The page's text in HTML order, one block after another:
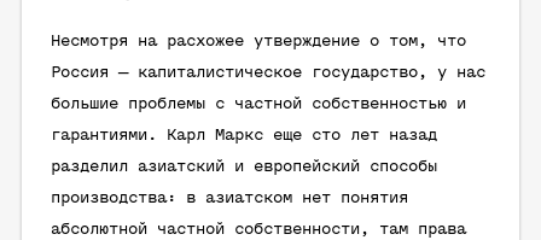
Несмотря на расхожее утверждение о том, что
Россия — капиталистическое государство, у нас
большие проблемы с частной собственностью и
гарантиями. Карл Маркс еще сто лет назад
разделил азиатский и европейский способы
производства: в азиатском нет понятия
абсолютной частной собственности, там права